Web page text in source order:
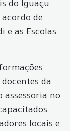
do Iguaçu.
de
e as Escolas
da
assessoria no
locais e